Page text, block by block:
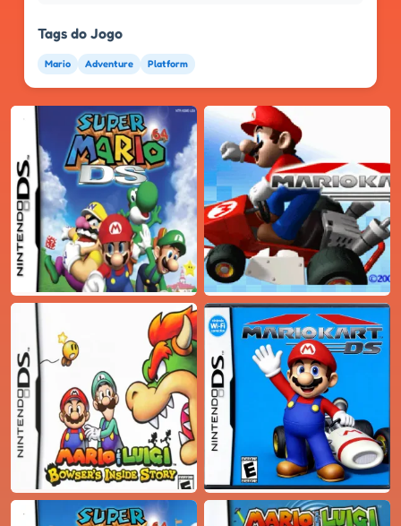
Tags do Jogo
Mario Adventure Platform